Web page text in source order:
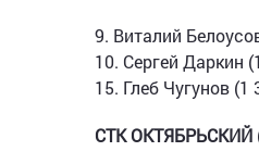
9. Виталий
10. Сергей Даркин
15. Глеб Чугунов (1
СТК ОКТЯБРЬСКИЙ